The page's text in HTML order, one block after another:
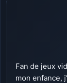
Fan de jeux
mon enfance,